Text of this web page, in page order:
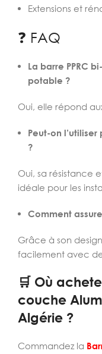
Extensions et
❓ FAQ
La barre PPRC
potable ?
Oui, elle répond
Peut-on
?
Oui, sa résistance
idéale pour les
Comment
Grâce à son
facilement avec
🛒 Où
couche
Algérie ?
Commandez la